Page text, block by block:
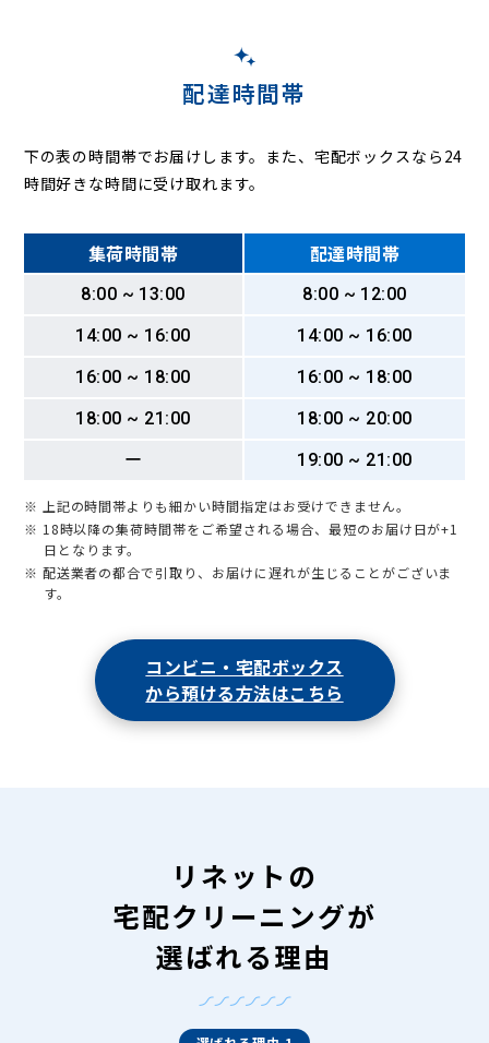
配達時間帯
下の表の時間帯でお届けします。また、宅配ボックスなら24
時間好きな時間に受け取れます。
集荷時間帯 配達時間帯
8:00 ~ 13:00
8:00 ~ 12:00
14:00 ~ 16:00
14:00 ~ 16:00
16:00 ~ 18:00
16:00 ~ 18:00
18:00 ~ 21:00
18:00 ~ 20:00
ー
19:00 ~ 21:00
※ 上記の時間帯よりも細かい時間指定はお受けできません。
※ 18時以降の集荷時間帯をご希望される場合、最短のお届け日が+1
日となります。
※ 配送業者の都合で引取り、お届けに遅れが生じることがございま
す。
コンビニ・宅配ボックス
から預ける方法はこちら
リネットの
宅配クリーニングが
選ばれる理由